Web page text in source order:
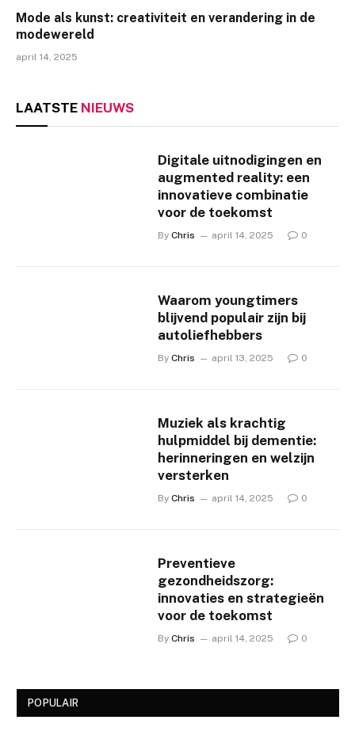
Mode als kunst: creativiteit en verandering in de
modewereld
april 14, 2025
LAATSTE NIEUWS
Digitale uitnodigingen en
augmented reality: een
innovatieve combinatie
voor de toekomst
By Chris april 14, 2025 0
Waarom youngtimers
blijvend populair zijn bij
autoliefhebbers
By Chris april 13, 2025 0
Muziek als krachtig
hulpmiddel bij dementie:
herinneringen en welzijn
versterken
By Chris april 14, 2025 0
Preventieve
gezondheidszorg:
innovaties en strategieën
voor de toekomst
By Chris april 14, 2025 0
POPULAIR